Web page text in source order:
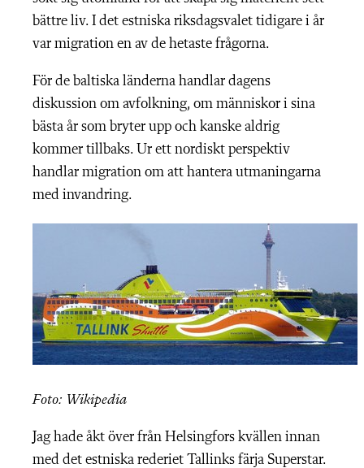
bättre liv. I det estniska riksdagsvalet tidigare i år
var migration en av de hetaste frågorna.
För de baltiska länderna handlar dagens
diskussion om avfolkning, om människor i sina
bästa år som bryter upp och kanske aldrig
kommer tillbaks. Ur ett nordiskt perspektiv
handlar migration om att hantera utmaningarna
med invandring.
Foto: Wikipedia
Jag hade åkt över från Helsingfors kvällen innan
med det estniska rederiet Tallinks färja Superstar.